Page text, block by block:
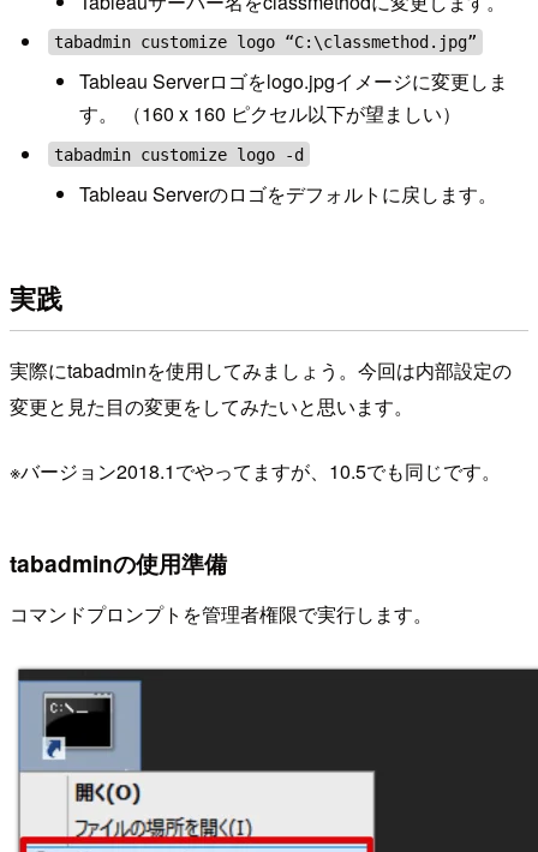
tabadmin customize logo “C:\classmethod.jpg”
Tableau Serverロゴをlogo.jpgイメージに変更しま
す。 （160 x 160 ピクセル以下が望ましい）
tabadmin customize logo -d
Tableau Serverのロゴをデフォルトに戻します。
実践
実際にtabadminを使用してみましょう。今回は内部設定の
変更と見た目の変更をしてみたいと思います。
※バージョン2018.1でやってますが、10.5でも同じです。
tabadminの使用準備
コマンドプロンプトを管理者権限で実行します。